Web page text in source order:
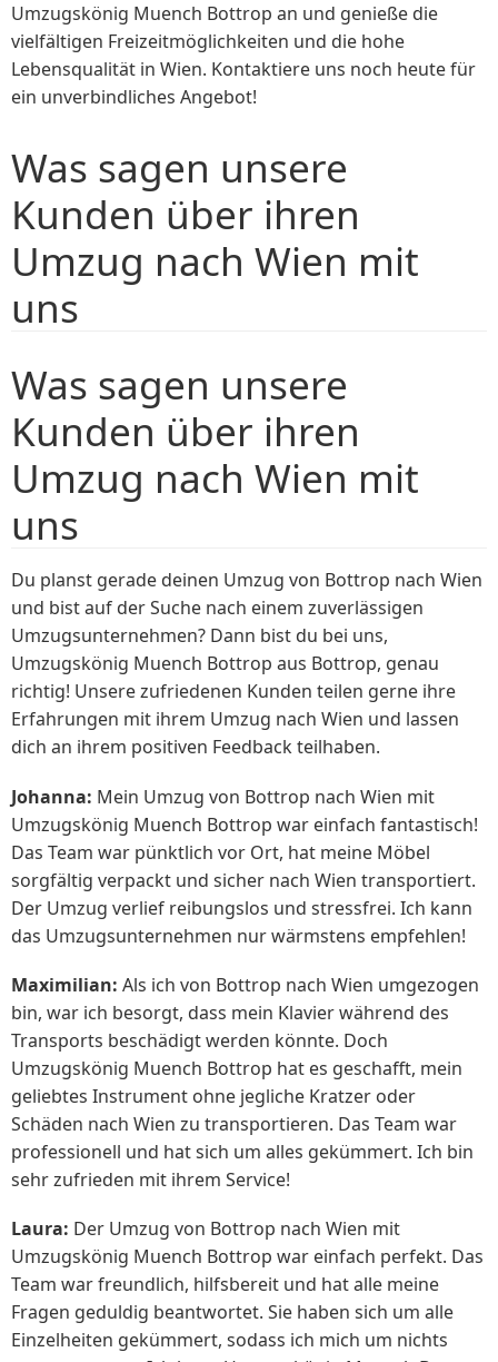
Umzugskönig Muench Bottrop an und genieße die
vielfältigen Freizeitmöglichkeiten und die hohe
Lebensqualität in Wien. Kontaktiere uns noch heute für
ein unverbindliches Angebot!
Was sagen unsere
Kunden über ihren
Umzug nach Wien mit
uns
Was sagen unsere
Kunden über ihren
Umzug nach Wien mit
uns
Du planst gerade deinen Umzug von Bottrop nach Wien
und bist auf der Suche nach einem zuverlässigen
Umzugsunternehmen? Dann bist du bei uns,
Umzugskönig Muench Bottrop aus Bottrop, genau
richtig! Unsere zufriedenen Kunden teilen gerne ihre
Erfahrungen mit ihrem Umzug nach Wien und lassen
dich an ihrem positiven Feedback teilhaben.
Johanna: Mein Umzug von Bottrop nach Wien mit
Umzugskönig Muench Bottrop war einfach fantastisch!
Das Team war pünktlich vor Ort, hat meine Möbel
sorgfältig verpackt und sicher nach Wien transportiert.
Der Umzug verlief reibungslos und stressfrei. Ich kann
das Umzugsunternehmen nur wärmstens empfehlen!
Maximilian: Als ich von Bottrop nach Wien umgezogen
bin, war ich besorgt, dass mein Klavier während des
Transports beschädigt werden könnte. Doch
Umzugskönig Muench Bottrop hat es geschafft, mein
geliebtes Instrument ohne jegliche Kratzer oder
Schäden nach Wien zu transportieren. Das Team war
professionell und hat sich um alles gekümmert. Ich bin
sehr zufrieden mit ihrem Service!
Laura: Der Umzug von Bottrop nach Wien mit
Umzugskönig Muench Bottrop war einfach perfekt. Das
Team war freundlich, hilfsbereit und hat alle meine
Fragen geduldig beantwortet. Sie haben sich um alle
Einzelheiten gekümmert, sodass ich mich um nichts